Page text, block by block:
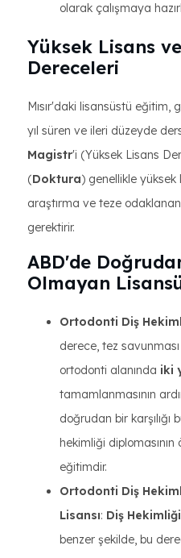
olarak çalışmaya
Yüksek Lisans
Dereceleri
Mısır'daki lisansüstü eğitim,
yıl süren ve ileri düzeyde
Magistr'i (Yüksek Lisans
(Doktura) genellikle
araştırma ve teze odaklanan
gerektirir.
ABD'de
Olmayan
Ortodonti Diş
derece, tez
ortodonti alanında iki
tamamlanmasının
doğrudan bir
hekimliği
eğitimdir.
Ortodonti Diş
Lisansı: Diş
benzer şekilde, bu